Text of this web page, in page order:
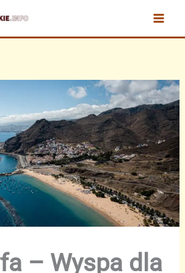
– Wyspa dla